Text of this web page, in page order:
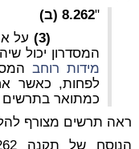
"8.262 (ב)
(3)
על
המסדרון יכול שיהיה קטן מ-
מידות רוחב
כמתואר בתרשים 8.262 (ב)".
ראה תרשים מצורף